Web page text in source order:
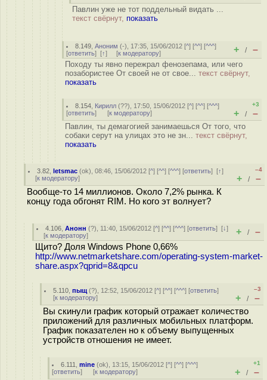
Павлин уже не тот поддельный видать ...
текст свёрнут, показать
8.149 ,Аноним (-), 17:35, 15/06/2012 [^] [^^] [^^^]
[ответить] [↑] [к модератору] + / –
Походу ты явно пережрал фенозепама, или чего
позабористее От своей не от свое... текст свёрнут,
показать
8.154 Кирилл (??), 17:50, 15/06/2012 [^] [^^] [^^^]
[ответить] [к модератору]
+3
+ / –
Павлин, ты демагогией занимаешься От того, что
собаки серут на улицах это не зн... текст свёрнут,
показать
3.82 ,letsmac (ok), 08:46, 15/06/2012 [^] [^^] [^^^] [ответить][↑]
[к модератору]
–4
+ / –
Вообще-то 14 миллионов. Около 7,2% рынка. К
концу года обгонят RIM. Но кого эт волнует?
4.106 ,Анонн (?), 11:40, 15/06/2012 [^] [^^] [^^^] [ответить][↓]
[к модератору] + / –
Щито? Доля Windows Phone 0,66%
http://www.netmarketshare.com/operating-system-market-
share.aspx?qprid=8&qpcu
5.110 ,пыщ (?), 12:52, 15/06/2012 [^] [^^] [^^^] [ответить]
[к модератору]
–3
+ / –
Вы скинули график который отражает количество
приложений для различных мобильных платформ.
График показателен но к объему выпущенных
устройств отношения не имеет.
6.111 ,mine (ok), 13:15, 15/06/2012 [^] [^^] [^^^]
[ответить] [к модератору]
+1
+ / –